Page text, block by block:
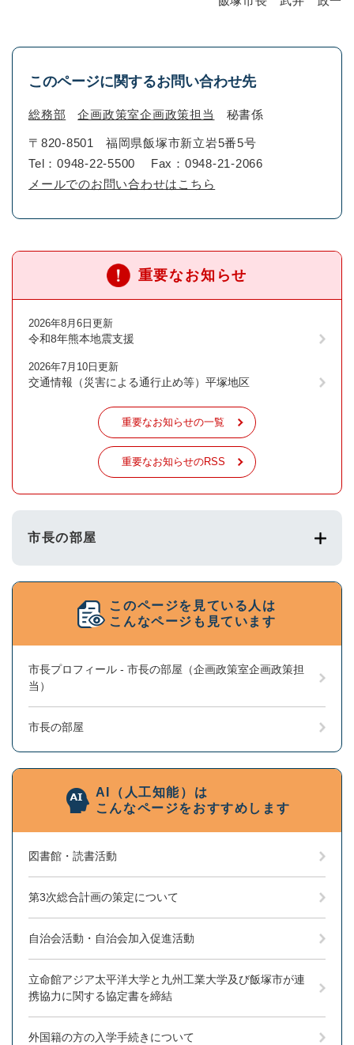
このページに関するお問い合わせ先
総務部 企画政策室企画政策担当 秘書係
〒820-8501
福岡県飯塚市新立岩5番5号
Tel：0948-22-5500
Fax：0948-21-2066
メールでのお問い合わせはこちら
重要なお知らせ
2026年8月6日更新
令和8年熊本地震支援
2026年7月10日更新
交通情報（災害による通行止め等）平塚地区
重要なお知らせの一覧
重要なお知らせのRSS
市長の部屋
このページを見ている人は
こんなページも見ています
市長プロフィール - 市長の部屋（企画政策室企画政策担
当）
市長の部屋
AI（人工知能）は
こんなページをおすすめします
図書館・読書活動
第3次総合計画の策定について
自治会活動・自治会加入促進活動
立命館アジア太平洋大学と九州工業大学及び飯塚市が連
携協力に関する協定書を締結
外国籍の方の入学手続きについて